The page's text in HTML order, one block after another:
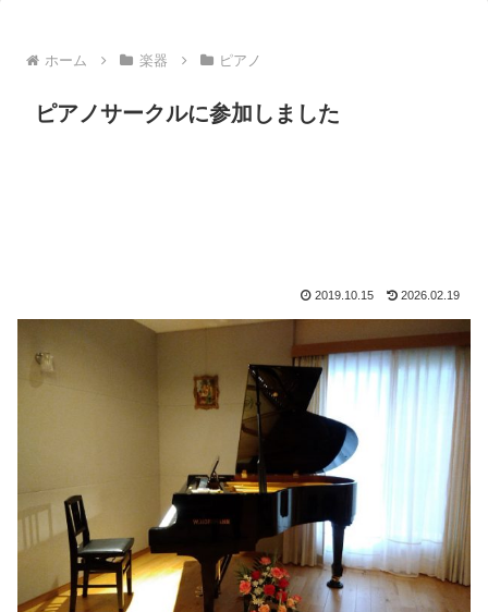
ホーム 楽器 ピアノ
ピアノサークルに参加しました
2019.10.15 2026.02.19